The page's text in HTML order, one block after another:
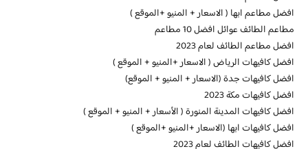
افضل مطاعم ابها ( الاسعار + المنيو +الموقع )
مطاعم الطائف عوائل افضل 10 مطاعم
افضل مطاعم الطائف لعام 2023
افضل كافيهات الرياض ( الاسعار +المنيو + الموقع )
افضل كافيهات جدة (الاسعار + المنيو + الموقع)
افضل كافيهات مكة 2023
افضل كافيهات المدينة المنورة ( الأسعار + المنيو + الموقع )
افضل كافيهات ابها (الاسعار +المنيو +الموقع )
افضل كافيهات الطائف لعام 2023